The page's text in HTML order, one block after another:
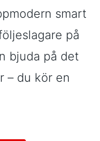
smart
på
bjuda på det
– du kör en